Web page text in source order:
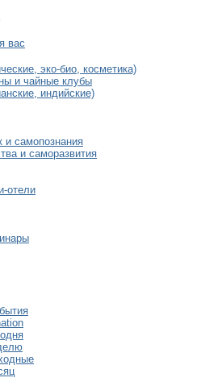
вас
эко-био, косметика)
и чайные клубы
индийские)
и самопознания
и саморазвития
отели